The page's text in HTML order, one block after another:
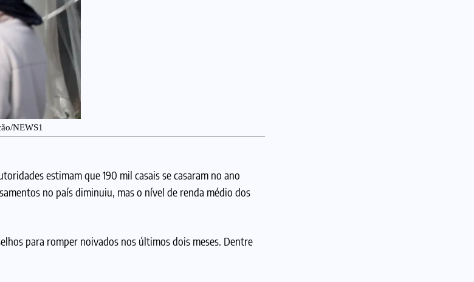
NEWS1
estimam que 190 mil casais se casaram no ano
no país diminuiu, mas o nível de renda médio dos
para romper noivados nos últimos dois meses. Dentre